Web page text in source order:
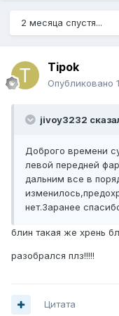
2 месяца спустя...
Tipok
Опубликовано
jivoy3232
Доброго времени
левой передней
дальним все в
нет.Заранее
блин такая же хрень
разобрался плз!!!!!
Цитата